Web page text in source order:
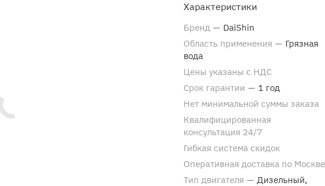
Характеристики
Бренд — DaiShin
Область применения — Грязная
вода
Цены указаны с НДС
Срок гарантии — 1 год
Нет минимальной суммы заказа
Квалифицированная
консультация 24/7
Гибкая система скидок
Оперативная доставка по Москве
Тип двигателя — Дизельный,